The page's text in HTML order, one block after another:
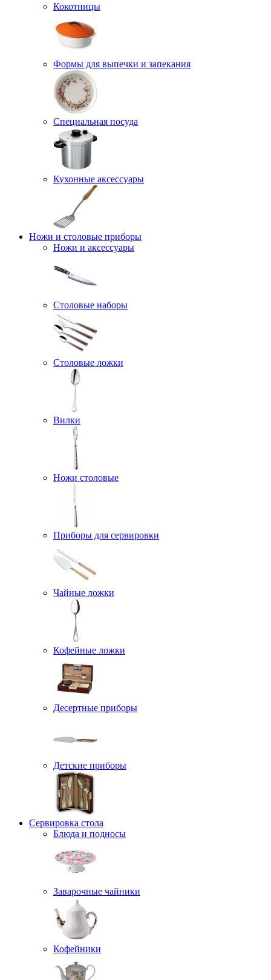
Кокотницы
Формы для выпечки и запекания
Специальная посуда
Кухонные аксессуары
Ножи и столовые приборы
Ножи и аксессуары
Столовые наборы
Столовые ложки
Вилки
Ножи столовые
Приборы для сервировки
Чайные ложки
Кофейные ложки
Десертные приборы
Детские приборы
Сервировка стола
Блюда и подносы
Заварочные чайники
Кофейники